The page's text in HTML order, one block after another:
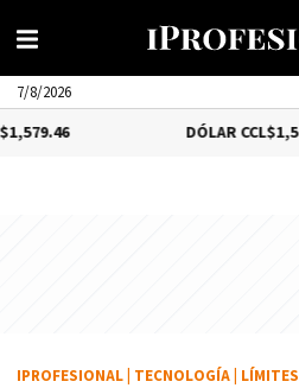
7/8/2026
DÓLAR CCL$1,575.53
IPROFESIONAL TECNOLOGÍA LÍMITES